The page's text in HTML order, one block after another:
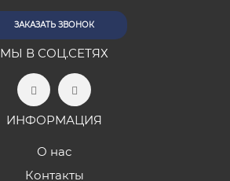
ЗАКАЗАТЬ ЗВОНОК
МЫ В СОЦ.СЕТЯХ
ИНФОРМАЦИЯ
О нас
Контакты